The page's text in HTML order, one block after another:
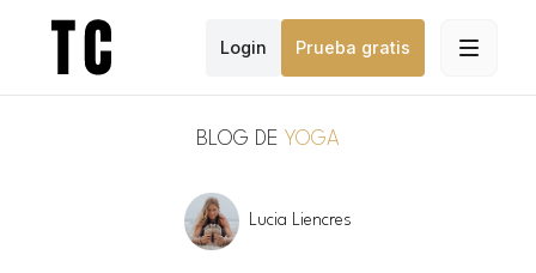
Login Prueba gratis
BLOG DE YOGA
Lucia Liencres